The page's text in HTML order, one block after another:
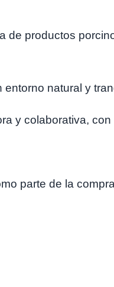
de productos
natural y
y colaborativa,
parte de la